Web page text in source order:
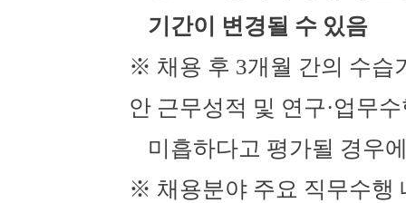
기간이 변경될 수 있음
※ 채용 후 3개월 간의 수습
안 근무성적 및 연구·업무
미흡하다고 평가될 경우
※ 채용분야 주요 직무수행